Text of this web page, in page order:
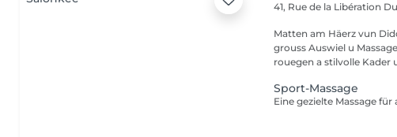
41, Rue de la Libération
Matten am Häerz vun
grouss Auswiel u
rouegen a stilvolle Kader
Sport-Massage